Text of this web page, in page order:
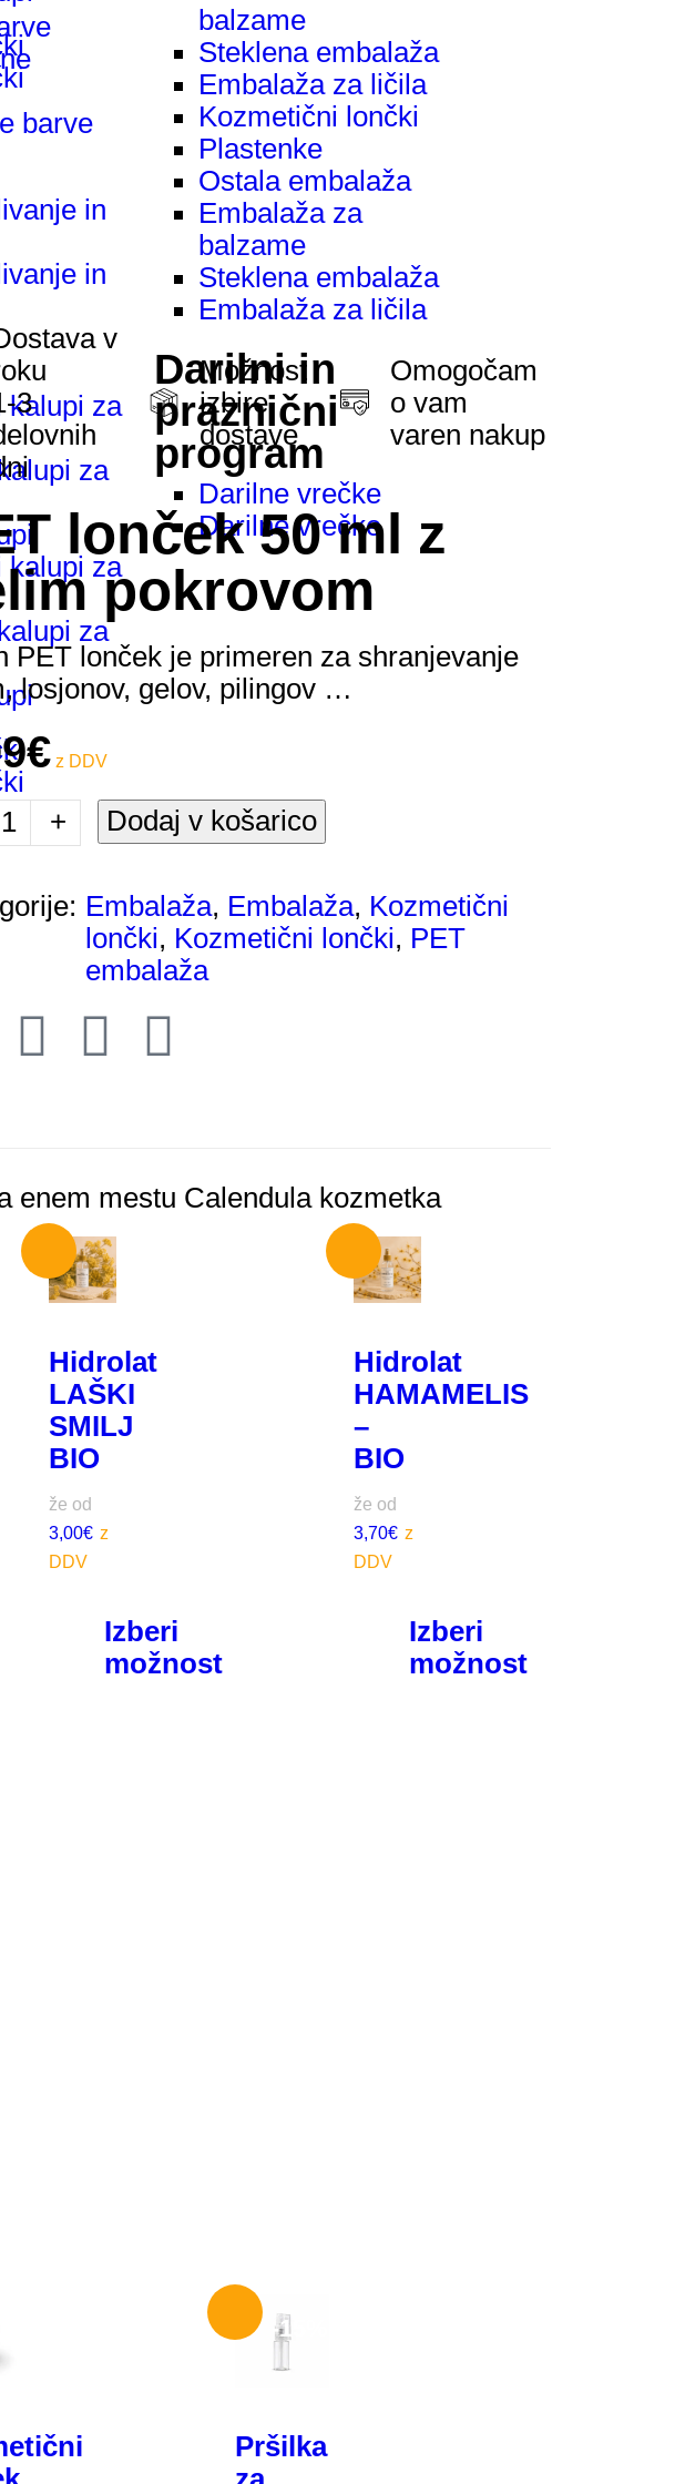
barve
in
in
kalupi za
za
kalupi za
za
balzame
Steklena embalaža
Embalaža za ličila
Kozmetični lončki
Plastenke
Ostala embalaža
Embalaža za
balzame
Steklena embalaža
Embalaža za ličila
Darilni in
praznični
program
Darilne vrečke
Darilne vrečke
v
3
Možnost
izbire
dostave
Omogočam
o vam
varen nakup
lonček 50 ml z
pokrovom
PET lonček je primeren za shranjevanje
losjonov, gelov, pilingov …
€
+ Dodaj v košarico
Embalaža, Embalaža, Kozmetični
lončki, Kozmetični lončki, PET
embalaža
Hidrolat
LAŠKI
SMILJ
BIO
že od
3,00€
Izberi
možnost
Hidrolat
HAMAMELIS
–
BIO
že od
3,70€
Izberi
možnost
-15%
Pršilka